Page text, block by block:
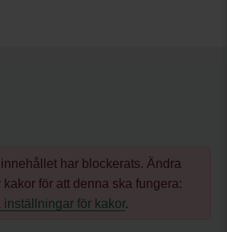
har blockerats. Ändra
för att denna ska fungera:
inställningar för kakor.